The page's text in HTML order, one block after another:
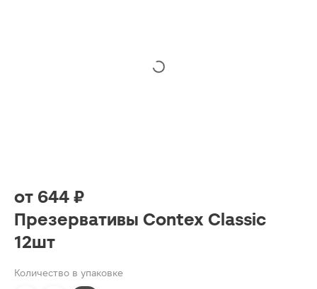
от 644 ₽
Презервативы Contex Classic
12шт
Количество в упаковке